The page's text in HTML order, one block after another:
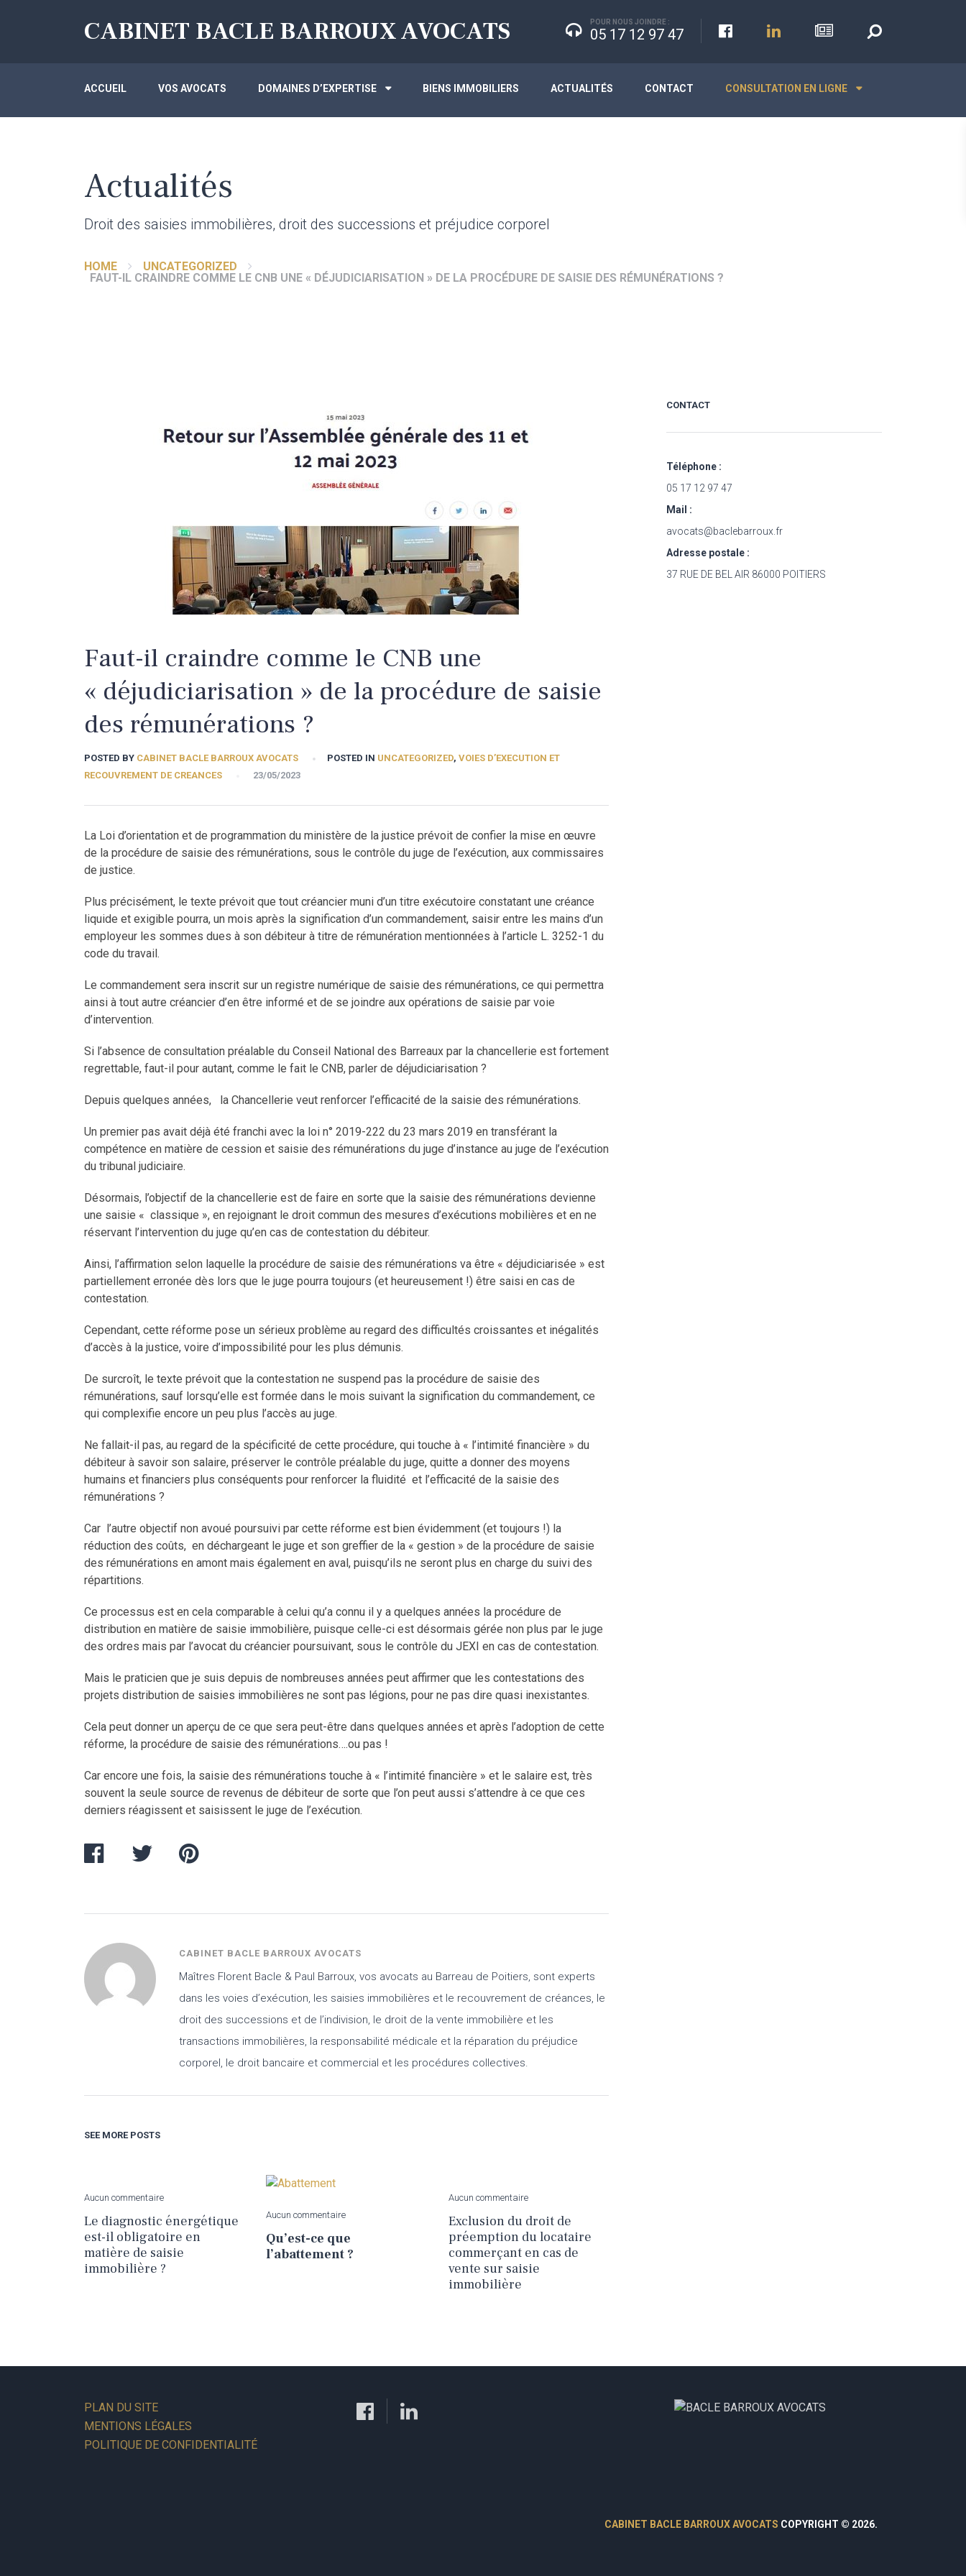
CABINET BACLE BARROUX AVOCATS POUR NOUS JOINDRE :
05 17 12 97 47
ACCUEIL VOS AVOCATS DOMAINES D’EXPERTISE BIENS IMMOBILIERS ACTUALITÉS CONTACT CONSULTATION EN LIGNE
Actualités
Droit des saisies immobilières, droit des successions et préjudice corporel
HOME
UNCATEGORIZED
FAUT-IL CRAINDRE COMME LE CNB UNE « DÉJUDICIARISATION » DE LA PROCÉDURE DE SAISIE DES RÉMUNÉRATIONS ?
Faut-il craindre comme le CNB une
« déjudiciarisation » de la procédure de saisie
des rémunérations ?
POSTED BY CABINET BACLE BARROUX AVOCATS POSTED IN UNCATEGORIZED, VOIES D’EXECUTION ET
RECOUVREMENT DE CREANCES
23/05/2023
La Loi d’orientation et de programmation du ministère de la justice prévoit de confier la mise en œuvre
de la procédure de saisie des rémunérations, sous le contrôle du juge de l’exécution, aux commissaires
de justice.
Plus précisément, le texte prévoit que tout créancier muni d’un titre exécutoire constatant une créance
liquide et exigible pourra, un mois après la signification d’un commandement, saisir entre les mains d’un
employeur les sommes dues à son débiteur à titre de rémunération mentionnées à l’article L. 3252-1 du
code du travail.
Le commandement sera inscrit sur un registre numérique de saisie des rémunérations, ce qui permettra
ainsi à tout autre créancier d’en être informé et de se joindre aux opérations de saisie par voie
d’intervention.
Si l’absence de consultation préalable du Conseil National des Barreaux par la chancellerie est fortement
regrettable, faut-il pour autant, comme le fait le CNB, parler de déjudiciarisation ?
Depuis quelques années, la Chancellerie veut renforcer l’efficacité de la saisie des rémunérations.
Un premier pas avait déjà été franchi avec la loi n° 2019-222 du 23 mars 2019 en transférant la
compétence en matière de cession et saisie des rémunérations du juge d’instance au juge de l’exécution
du tribunal judiciaire.
Désormais, l’objectif de la chancellerie est de faire en sorte que la saisie des rémunérations devienne
une saisie « classique », en rejoignant le droit commun des mesures d’exécutions mobilières et en ne
réservant l’intervention du juge qu’en cas de contestation du débiteur.
Ainsi, l’affirmation selon laquelle la procédure de saisie des rémunérations va être « déjudiciarisée » est
partiellement erronée dès lors que le juge pourra toujours (et heureusement !) être saisi en cas de
contestation.
Cependant, cette réforme pose un sérieux problème au regard des difficultés croissantes et inégalités
d’accès à la justice, voire d’impossibilité pour les plus démunis.
De surcroît, le texte prévoit que la contestation ne suspend pas la procédure de saisie des
rémunérations, sauf lorsqu’elle est formée dans le mois suivant la signification du commandement, ce
qui complexifie encore un peu plus l’accès au juge.
Ne fallait-il pas, au regard de la spécificité de cette procédure, qui touche à « l’intimité financière » du
débiteur à savoir son salaire, préserver le contrôle préalable du juge, quitte a donner des moyens
humains et financiers plus conséquents pour renforcer la fluidité et l’efficacité de la saisie des
rémunérations ?
Car l’autre objectif non avoué poursuivi par cette réforme est bien évidemment (et toujours !) la
réduction des coûts, en déchargeant le juge et son greffier de la « gestion » de la procédure de saisie
des rémunérations en amont mais également en aval, puisqu’ils ne seront plus en charge du suivi des
répartitions.
Ce processus est en cela comparable à celui qu’a connu il y a quelques années la procédure de
distribution en matière de saisie immobilière, puisque celle-ci est désormais gérée non plus par le juge
des ordres mais par l’avocat du créancier poursuivant, sous le contrôle du JEXI en cas de contestation.
Mais le praticien que je suis depuis de nombreuses années peut affirmer que les contestations des
projets distribution de saisies immobilières ne sont pas légions, pour ne pas dire quasi inexistantes.
Cela peut donner un aperçu de ce que sera peut-être dans quelques années et après l’adoption de cette
réforme, la procédure de saisie des rémunérations….ou pas !
Car encore une fois, la saisie des rémunérations touche à « l’intimité financière » et le salaire est, très
souvent la seule source de revenus de débiteur de sorte que l’on peut aussi s’attendre à ce que ces
derniers réagissent et saisissent le juge de l’exécution.
CABINET BACLE BARROUX AVOCATS
Maîtres Florent Bacle & Paul Barroux, vos avocats au Barreau de Poitiers, sont experts
dans les voies d’exécution, les saisies immobilières et le recouvrement de créances, le
droit des successions et de l’indivision, le droit de la vente immobilière et les
transactions immobilières, la responsabilité médicale et la réparation du préjudice
corporel, le droit bancaire et commercial et les procédures collectives.
SEE MORE POSTS
Aucun commentaire
Le diagnostic énergétique
est-il obligatoire en
matière de saisie
immobilière ?
Aucun commentaire
Qu’est-ce que
l’abattement ?
Aucun commentaire
Exclusion du droit de
préemption du locataire
commerçant en cas de
vente sur saisie
immobilière
CONTACT
Téléphone :
05 17 12 97 47
Mail :
avocats@baclebarroux.fr
Adresse postale :
37 RUE DE BEL AIR 86000 POITIERS
PLAN DU SITE
MENTIONS LÉGALES
POLITIQUE DE CONFIDENTIALITÉ
CABINET BACLE BARROUX AVOCATS COPYRIGHT © 2026.